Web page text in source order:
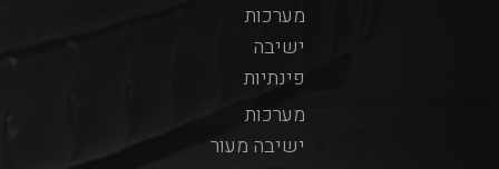
מערכות
ישיבה
פינתיות
מערכות
ישיבה מעור